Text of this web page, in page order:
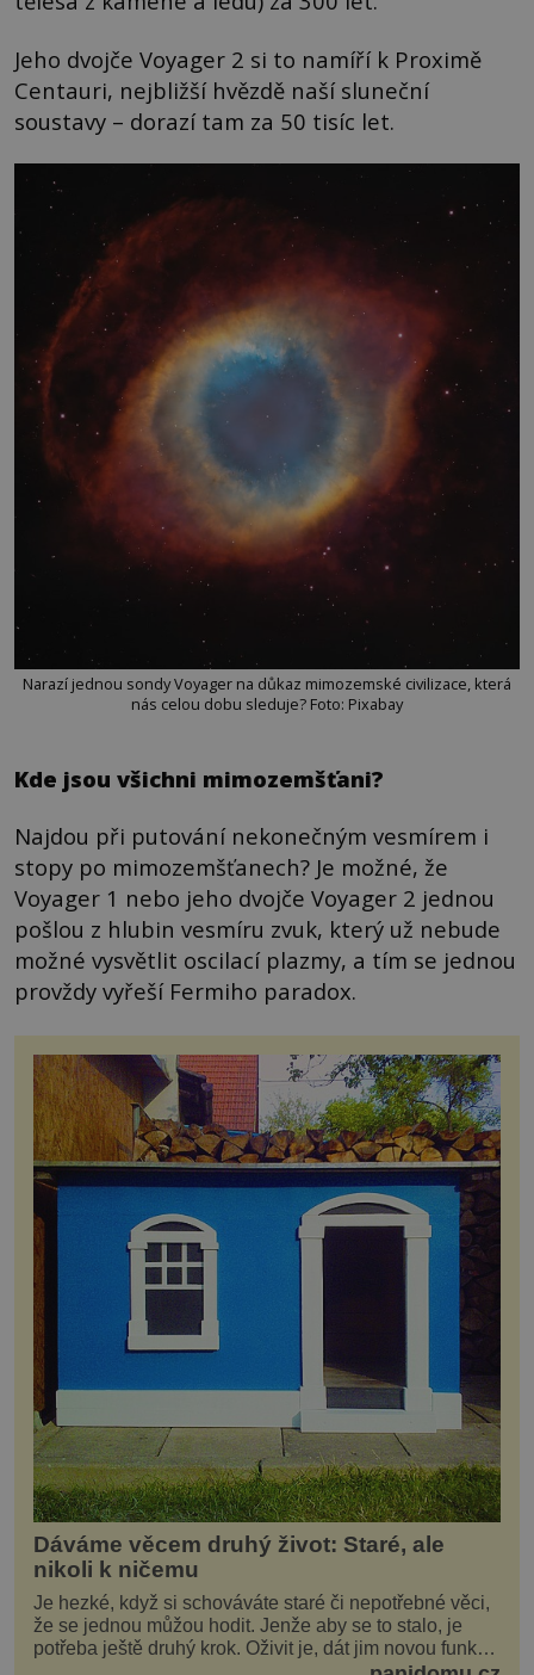
Jeho dvojče Voyager 2 si to namíří k Proximě
Centauri, nejbližší hvězdě naší sluneční
soustavy – dorazí tam za 50 tisíc let.
Narazí jednou sondy Voyager na důkaz mimozemské civilizace, která
nás celou dobu sleduje? Foto: Pixabay
Kde jsou všichni mimozemšťani?
Najdou při putování nekonečným vesmírem i
stopy po mimozemšťanech? Je možné, že
Voyager 1 nebo jeho dvojče Voyager 2 jednou
pošlou z hlubin vesmíru zvuk, který už nebude
možné vysvětlit oscilací plazmy, a tím se jednou
provždy vyřeší Fermiho paradox.
Dáváme věcem druhý život: Staré, ale
nikoli k ničemu
Je hezké, když si schováváte staré či nepotřebné věci,
že se jednou můžou hodit. Jenže aby se to stalo, je
potřeba ještě druhý krok. Oživit je, dát jim novou funkci